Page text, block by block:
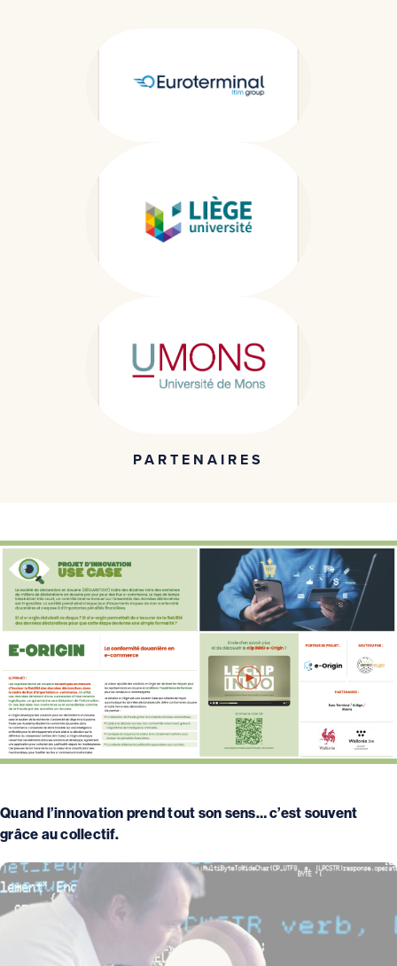
PARTENAIRES
Quand l’innovation prend tout son sens… c’est souvent
grâce au collectif.